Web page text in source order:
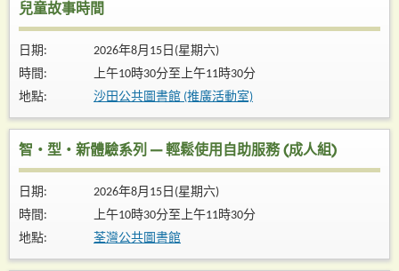
兒童故事時間
日期:
2026年8月15日(星期六)
時間:
上午10時30分至上午11時30分
地點:
沙田公共圖書館 (推廣活動室)
智・型・新體驗系列 — 輕鬆使用自助服務 (成人組)
日期:
2026年8月15日(星期六)
時間:
上午10時30分至上午11時30分
地點:
荃灣公共圖書館